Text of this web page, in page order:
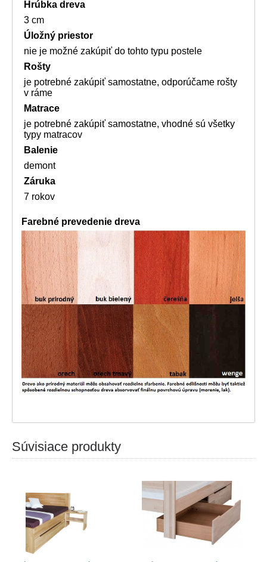
Hrúbka dreva
3 cm
Úložný priestor
nie je možné zakúpiť do tohto typu postele
Rošty
je potrebné zakúpiť samostatne, odporúčame rošty
v ráme
Matrace
je potrebné zakúpiť samostatne, vhodné sú všetky
typy matracov
Balenie
demont
Záruka
7 rokov
Farebné prevedenie dreva
Súvisiace produkty